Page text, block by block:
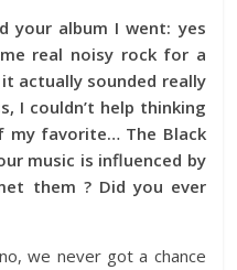
your album I went: yes
real noisy rock for a
actually sounded really
I couldn’t help thinking
my favorite… The Black
music is influenced by
them ? Did you ever
we never got a chance